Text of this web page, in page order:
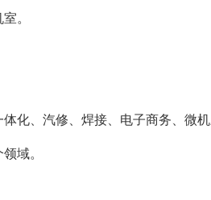
。
化、汽修、焊接、电子商务、微
域。